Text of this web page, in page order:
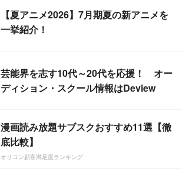
【夏アニメ2026】7月期夏の新アニメを
一挙紹介！
芸能界を志す10代～20代を応援！ オー
ディション・スクール情報はDeview
漫画読み放題サブスクおすすめ11選【徹
底比較】
オリコン顧客満足度ランキング